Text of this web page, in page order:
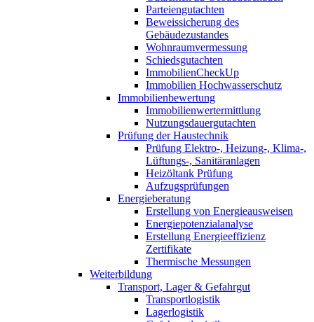
Parteiengutachten
Beweissicherung des
Gebäudezustandes
Wohnraumvermessung
Schiedsgutachten
ImmobilienCheckUp
Immobilien Hochwasserschutz
Immobilienbewertung
Immobilienwertermittlung
Nutzungsdauergutachten
Prüfung der Haustechnik
Prüfung Elektro-, Heizung-, Klima-,
Lüftungs-, Sanitäranlagen
Heizöltank Prüfung
Aufzugsprüfungen
Energieberatung
Erstellung von Energieausweisen
Energiepotenzialanalyse
Erstellung Energieeffizienz
Zertifikate
Thermische Messungen
Weiterbildung
Transport, Lager & Gefahrgut
Transportlogistik
Lagerlogistik